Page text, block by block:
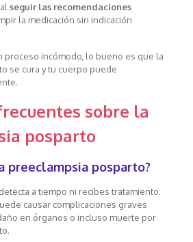
seguir las recomendaciones
la medicación sin indicación
proceso incómodo, lo bueno es que la
se cura y tu cuerpo puede
sobre la
posparto
preeclampsia posparto?
a tiempo ni recibes tratamiento.
causar complicaciones graves
en órganos o incluso muerte por